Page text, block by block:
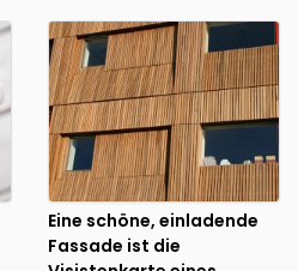
Eine schöne, einladende
Fassade ist die